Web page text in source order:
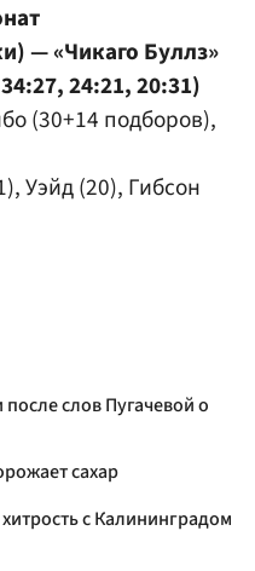
— «Чикаго Буллз»
24:21, 20:31)
(30+14 подборов),
Уэйд (20), Гибсон
слов Пугачевой о
сахар
с Калининградом